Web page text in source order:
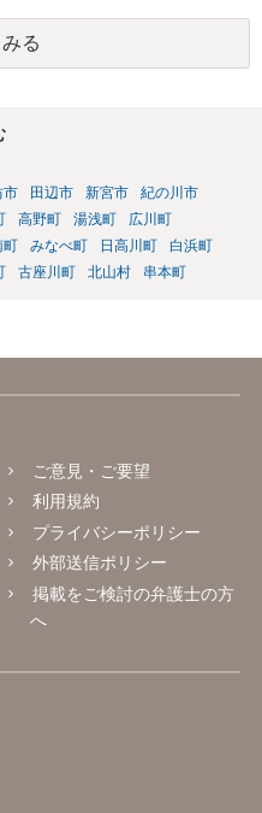
る
市 田辺市 新宮市
紀の川市
高野町 湯浅町
広川町
町 みなべ町 日高川町
白浜町
古座川町 北山村 串本町
ご意見・ご要望
利用規約
プライバシーポリシー
外部送信ポリシー
掲載をご検討の弁護士の方
へ